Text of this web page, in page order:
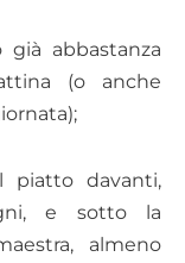
abbastanza
(o anche
piatto davanti,
e sotto la
almeno